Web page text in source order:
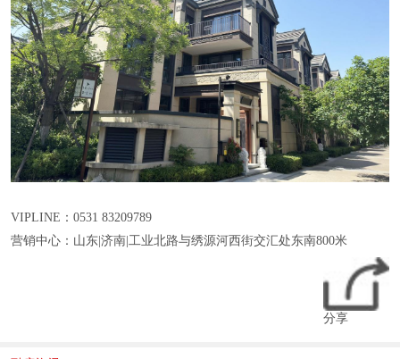
VIPLINE：0531 83209789
营销中心：山东|济南|工业北路与绣源河西街交汇处东南800米
分享